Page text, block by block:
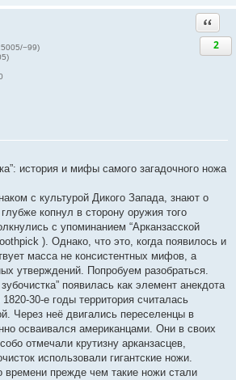
−99)
2
история и мифы самого загадочного ножа
с культурой Дикого Запада, знают о
копнул в сторону оружия того
с упоминанием “Арканзасской
). Однако, что это, когда появилось и
масса не консистентных мифов, а
утверждений. Попробуем разобраться.
появилась как элемент анекдота
30-е годы территория считалась
Через неё двигались переселенцы в
осваивался американцами. Они в своих
отмечали крутизну арканзасцев,
использовали гигантские ножи.
времени прежде чем такие ножи стали